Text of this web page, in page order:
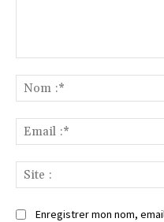
Enregistrer mon nom,